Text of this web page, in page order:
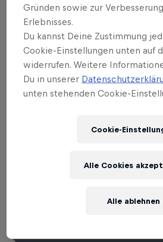
Ähnliche Events
Gründen sowie zur
Erlebnisses.
Du kannst Deine Zustimmung
Cookie-Einstellungen unten auf
widerrufen. Weitere
Du in unserer
unten stehenden Cookie-
Cookie-
Alle ablehnen
Alle Cookies